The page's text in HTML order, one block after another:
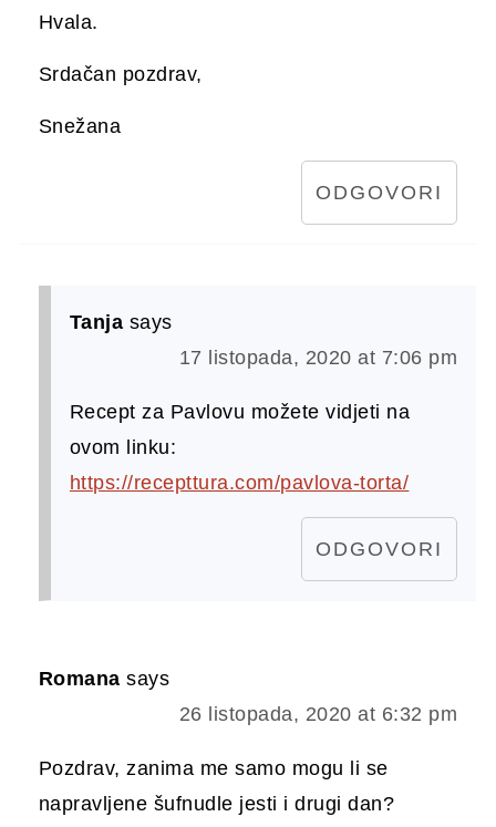
Hvala.
Srdačan pozdrav,
Snežana
ODGOVORI
Tanja says
17 listopada, 2020 at 7:06 pm
Recept za Pavlovu možete vidjeti na
ovom linku:
https://recepttura.com/pavlova-torta/
ODGOVORI
Romana says
26 listopada, 2020 at 6:32 pm
Pozdrav, zanima me samo mogu li se
napravljene šufnudle jesti i drugi dan?